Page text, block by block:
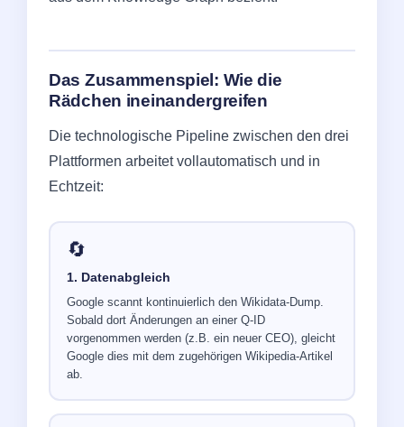
Das Zusammenspiel: Wie die
Rädchen ineinandergreifen
Die technologische Pipeline zwischen den drei
Plattformen arbeitet vollautomatisch und in
Echtzeit:
🔄
1. Datenabgleich
Google scannt kontinuierlich den Wikidata-Dump.
Sobald dort Änderungen an einer Q-ID
vorgenommen werden (z.B. ein neuer CEO), gleicht
Google dies mit dem zugehörigen Wikipedia-Artikel
ab.